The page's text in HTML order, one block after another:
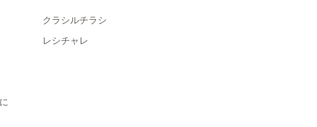
クラシルチラシ
レシチャレ